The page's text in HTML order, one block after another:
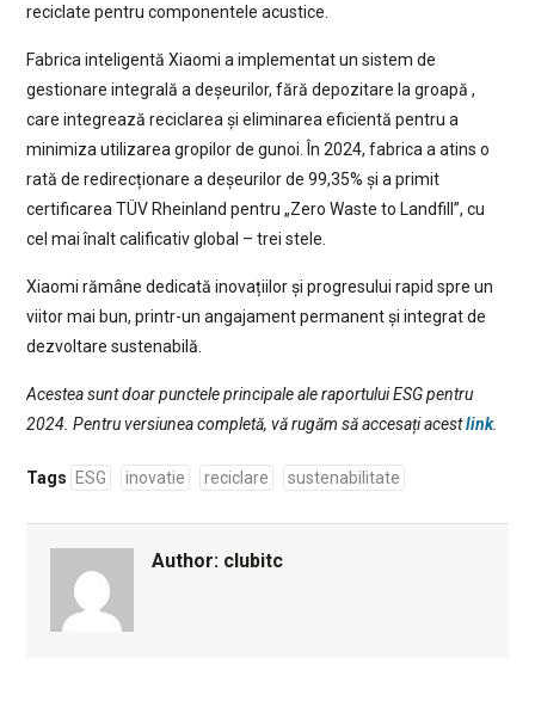
reciclate pentru componentele acustice.
Fabrica inteligentă Xiaomi a implementat un sistem de
gestionare integrală a deșeurilor, fără depozitare la groapă ,
care integrează reciclarea și eliminarea eficientă pentru a
minimiza utilizarea gropilor de gunoi. În 2024, fabrica a atins o
rată de redirecționare a deșeurilor de 99,35% și a primit
certificarea TÜV Rheinland pentru „Zero Waste to Landfill”, cu
cel mai înalt calificativ global – trei stele.
Xiaomi rămâne dedicată inovațiilor și progresului rapid spre un
viitor mai bun, printr-un angajament permanent și integrat de
dezvoltare sustenabilă.
Acestea sunt doar punctele principale ale raportului ESG pentru
2024. Pentru versiunea completă, vă rugăm să accesați acestlink.
Tags ESG inovatie reciclare sustenabilitate
Author: clubitc